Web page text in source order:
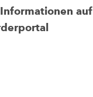
auf